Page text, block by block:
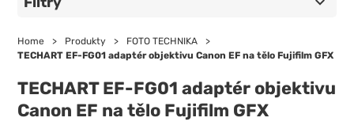
Home > Produkty > FOTO TECHNIKA
>
TECHART EF-FG01 adaptér objektivu Canon EF na tělo Fujifilm GFX
TECHART EF-FG01 adaptér objektivu
Canon EF na tělo Fujifilm GFX